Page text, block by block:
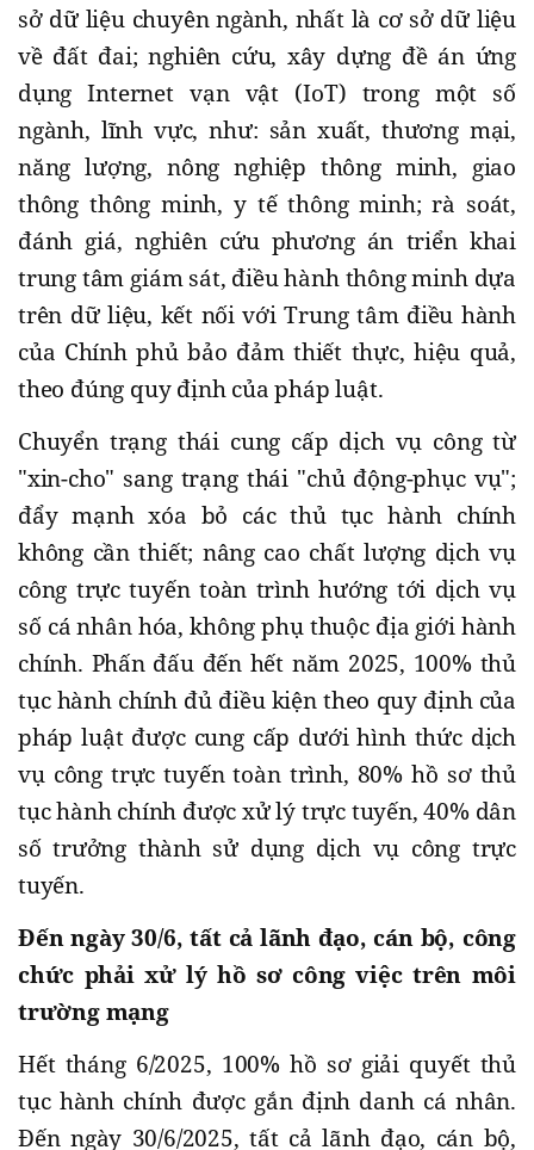
sở dữ liệu chuyên ngành, nhất là cơ sở dữ liệu
về đất đai; nghiên cứu, xây dựng đề án ứng
dụng Internet vạn vật (IoT) trong một số
ngành, lĩnh vực, như: sản xuất, thương mại,
năng lượng, nông nghiệp thông minh, giao
thông thông minh, y tế thông minh; rà soát,
đánh giá, nghiên cứu phương án triển khai
trung tâm giám sát, điều hành thông minh dựa
trên dữ liệu, kết nối với Trung tâm điều hành
của Chính phủ bảo đảm thiết thực, hiệu quả,
theo đúng quy định của pháp luật.
Chuyển trạng thái cung cấp dịch vụ công từ
"xin-cho" sang trạng thái "chủ động-phục vụ";
đẩy mạnh xóa bỏ các thủ tục hành chính
không cần thiết; nâng cao chất lượng dịch vụ
công trực tuyến toàn trình hướng tới dịch vụ
số cá nhân hóa, không phụ thuộc địa giới hành
chính. Phấn đấu đến hết năm 2025, 100% thủ
tục hành chính đủ điều kiện theo quy định của
pháp luật được cung cấp dưới hình thức dịch
vụ công trực tuyến toàn trình, 80% hồ sơ thủ
tục hành chính được xử lý trực tuyến, 40% dân
số trưởng thành sử dụng dịch vụ công trực
tuyến.
Đến ngày 30/6, tất cả lãnh đạo, cán bộ, công
chức phải xử lý hồ sơ công việc trên môi
trường mạng
Hết tháng 6/2025, 100% hồ sơ giải quyết thủ
tục hành chính được gắn định danh cá nhân.
Đến ngày 30/6/2025, tất cả lãnh đạo, cán bộ,